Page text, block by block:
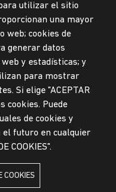
A
utilizar el sitio
una mayor
web; cookies de
generar datos
y estadísticas; y
para mostrar
Si elige "ACEPTAR
cookies. Puede
de cookies y
futuro en cualquier
COOKIES".
COOKIES